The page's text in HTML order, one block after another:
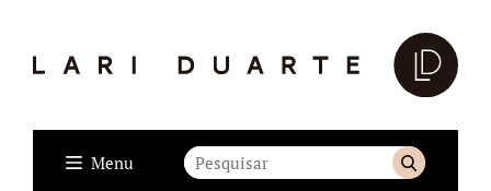
Menu